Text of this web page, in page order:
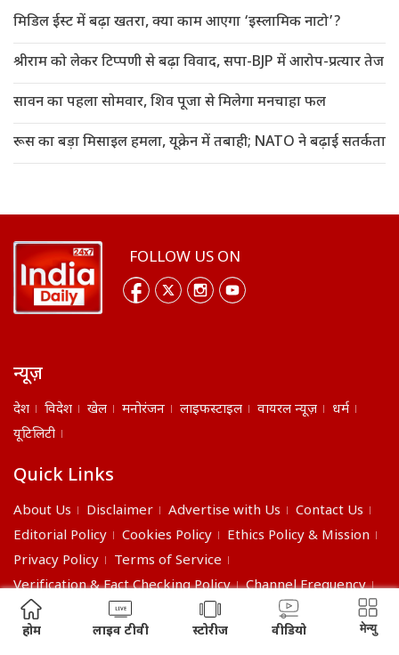
मिडिल ईस्ट में बढ़ा खतरा, क्या काम आएगा ‘इस्लामिक नाटो’?
श्रीराम को लेकर टिप्पणी से बढ़ा विवाद, सपा-BJP में आरोप-प्रत्यार तेज
सावन का पहला सोमवार, शिव पूजा से मिलेगा मनचाहा फल
रूस का बड़ा मिसाइल हमला, यूक्रेन में तबाही; NATO ने बढ़ाई सतर्कता
FOLLOW US ON
न्यूज़
देश विदेश खेल मनोरंजन लाइफस्टाइल वायरल न्यूज़
धर्म
यूटिलिटी
Quick Links
About Us Disclaimer Advertise with Us
Contact Us
Editorial Policy
Cookies Policy
Ethics Policy & Mission
Privacy Policy
Terms of Service
Verification & Fact Checking Policy
Channel Frequency
©2026 India Daily. All right reserved.
होम लाइव टीवी स्टोरीज वीडियो मेन्यु